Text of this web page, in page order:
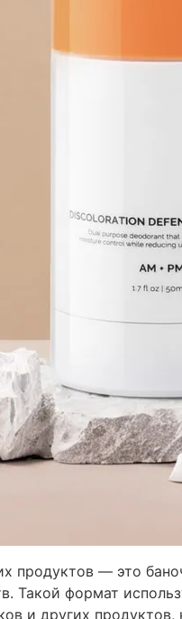
продуктов — это
Такой формат
и других